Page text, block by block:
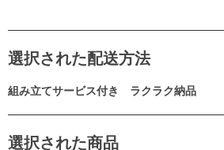
選択された配送方法
組み立てサービス付き ラクラク納品
選択された商品